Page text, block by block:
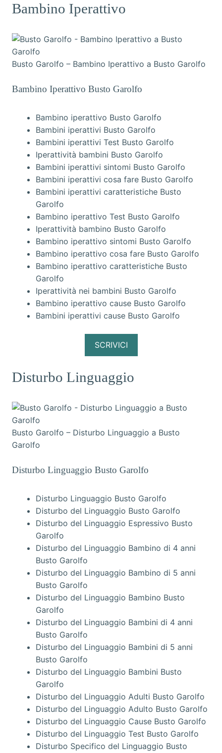
Bambino Iperattivo
Busto Garolfo – Bambino Iperattivo a Busto Garolfo
Bambino Iperattivo Busto Garolfo
Bambino iperattivo Busto Garolfo
Bambini iperattivi Busto Garolfo
Bambini iperattivi Test Busto Garolfo
Iperattività bambini Busto Garolfo
Bambini iperattivi sintomi Busto Garolfo
Bambini iperattivi cosa fare Busto Garolfo
Bambini iperattivi caratteristiche Busto
Garolfo
Bambino iperattivo Test Busto Garolfo
Iperattività bambino Busto Garolfo
Bambino iperattivo sintomi Busto Garolfo
Bambino iperattivo cosa fare Busto Garolfo
Bambino iperattivo caratteristiche Busto
Garolfo
Iperattività nei bambini Busto Garolfo
Bambino iperattivo cause Busto Garolfo
Bambini iperattivi cause Busto Garolfo
SCRIVICI
Disturbo Linguaggio
Busto Garolfo – Disturbo Linguaggio a Busto
Garolfo
Disturbo Linguaggio Busto Garolfo
Disturbo Linguaggio Busto Garolfo
Disturbo del Linguaggio Busto Garolfo
Disturbo del Linguaggio Espressivo Busto
Garolfo
Disturbo del Linguaggio Bambino di 4 anni
Busto Garolfo
Disturbo del Linguaggio Bambino di 5 anni
Busto Garolfo
Disturbo del Linguaggio Bambino Busto
Garolfo
Disturbo del Linguaggio Bambini di 4 anni
Busto Garolfo
Disturbo del Linguaggio Bambini di 5 anni
Busto Garolfo
Disturbo del Linguaggio Bambini Busto
Garolfo
Disturbo del Linguaggio Adulti Busto Garolfo
Disturbo del Linguaggio Adulto Busto Garolfo
Disturbo del Linguaggio Cause Busto Garolfo
Disturbo del Linguaggio Test Busto Garolfo
Disturbo Specifico del Linguaggio Busto